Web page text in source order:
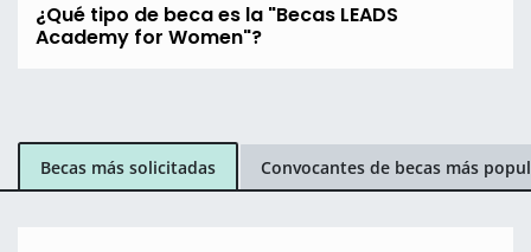
¿Qué tipo de beca es la "Becas LEADS
Academy for Women"?
Becas más solicitadas Convocantes de becas más